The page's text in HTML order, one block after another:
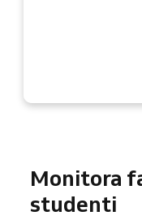
Monitora
studenti